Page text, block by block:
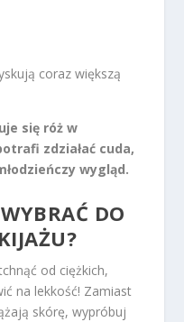
coraz większą
się róż w
zdziałać cuda,
wygląd.
DO
od ciężkich,
na lekkość! Zamiast
skórę, wypróbuj